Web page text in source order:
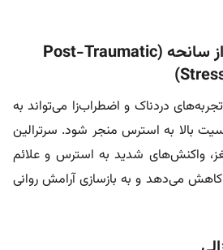
اختلال استرس پس از سانحه (Post-Traumatic
دردناک و اضطراب‌زا می‌تواند به
بالا به استرس منجر شود. سرترالین
واکنش‌های شدید به استرس و علائم
کاهش می‌دهد و به بازسازی آرامش روانی